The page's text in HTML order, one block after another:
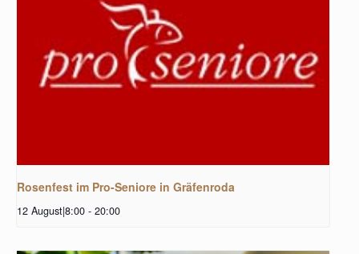
Rosenfest im Pro-Seniore in Gräfenroda
12 August|8:00 - 20:00